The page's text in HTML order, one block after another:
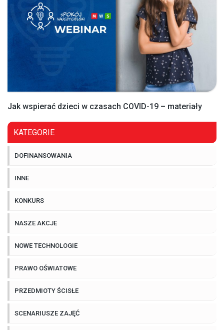
Jak wspierać dzieci w czasach COVID-19 – materiały
KATEGORIE
DOFINANSOWANIA
INNE
KONKURS
NASZE AKCJE
NOWE TECHNOLOGIE
PRAWO OŚWIATOWE
PRZEDMIOTY ŚCISŁE
SCENARIUSZE ZAJĘĆ